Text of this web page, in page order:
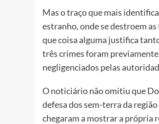
Mas o traço que mais
estranho, onde se destroem
que coisa alguma justifica
três crimes foram
negligenciados pelas
O noticiário não omitiu que
defesa dos sem-terra da
chegaram a mostrar a própria